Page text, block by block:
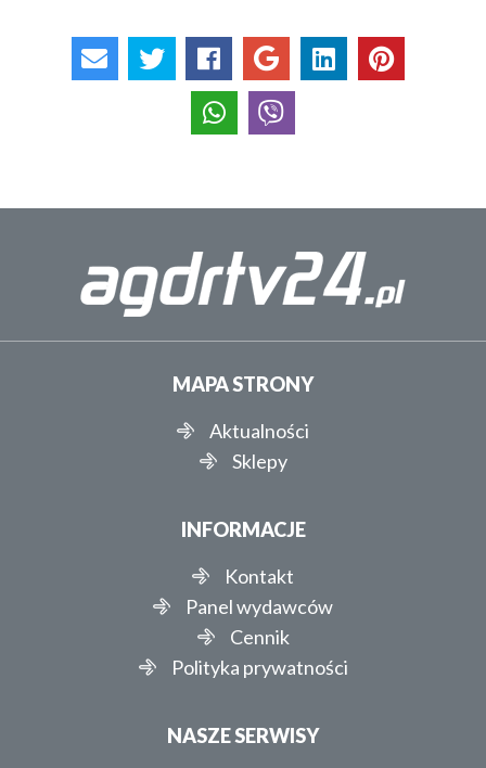
MAPA STRONY
Aktualności
Sklepy
INFORMACJE
Kontakt
Panel wydawców
Cennik
Polityka prywatności
NASZE SERWISY